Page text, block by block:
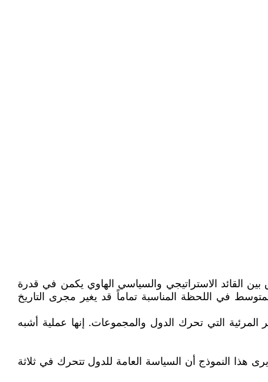
القائد الاستراتيجي والسياسي الهاوي يكمن في قدرة
في اللحظة المناسبة تماماً قد يغير مجرى التاريخ
التي تحرك الدول والمجموعات. إنها عملية أشبه
هذا النموذج أن السياسة العامة للدول تتحرك في ثلاثة